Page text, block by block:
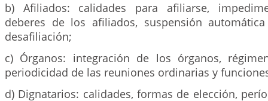
b) Afiliados: calidades para afiliarse,
deberes de los afiliados, suspensión
desafiliación;
c) Órganos: integración de los órganos,
periodicidad de las reuniones ordinarias y
d) Dignatarios: calidades, formas de elección,